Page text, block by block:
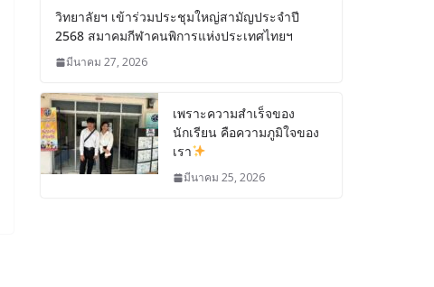
วิทยาลัยฯ เข้าร่วมประชุมใหญ่สามัญประจำปี
2568 สมาคมกีฬาคนพิการแห่งประเทศไทยฯ
มีนาคม 27, 2026
เพราะความสำเร็จของ
นักเรียน คือความภูมิใจของ
เรา
มีนาคม 25, 2026